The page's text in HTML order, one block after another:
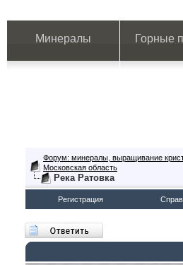
Минералы Горные
Форум: минералы, выращивание
Московская область
Река Ратовка
Регистрация